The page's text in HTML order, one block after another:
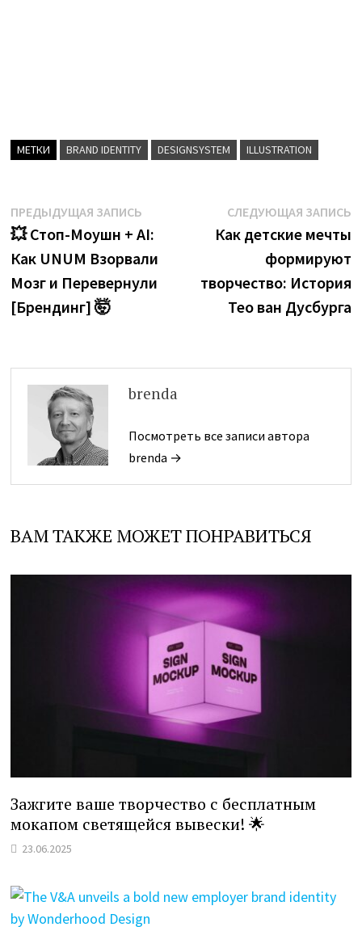
МЕТКИ BRAND IDENTITY DESIGNSYSTEM ILLUSTRATION
Навигация
по
записям
ПРЕДЫДУЩАЯ ЗАПИСЬ
запись:
💥 Стоп-Моушн + AI:
Как UNUM Взорвали
Мозг и Перевернули
[Брендинг] 🤯
СЛЕДУЮЩАЯ ЗАПИСЬ
Как детские мечты
формируют
творчество: История
Тео ван Дусбурга
brenda
Посмотреть все записи автора
brenda →
ВАМ ТАКЖЕ МОЖЕТ ПОНРАВИТЬСЯ
Зажгите ваше творчество с бесплатным
мокапом светящейся вывески! 🌟
23.06.2025